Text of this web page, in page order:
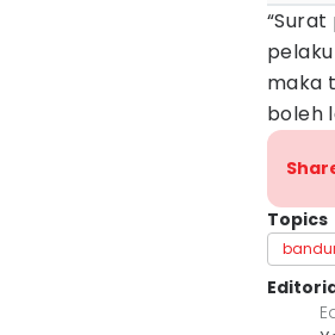
maka
boleh
Topics